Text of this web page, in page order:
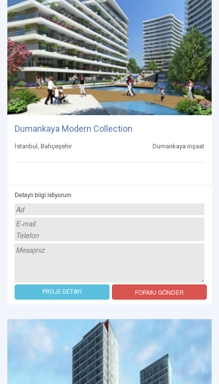
Dumankaya Modern Collection
İstanbul, Bahçeşehir Dumankaya inşaat
Detaylı bilgi istiyorum
PROJE DETAYI FORMU GÖNDER